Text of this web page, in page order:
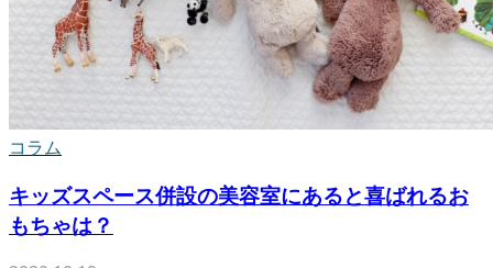
コラム
キッズスペース併設の美容室にあると喜ばれるお
もちゃは？